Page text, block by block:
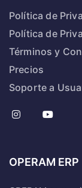
Política de
Política de
Términos y
Precios
Soporte a
OPERAM ERP